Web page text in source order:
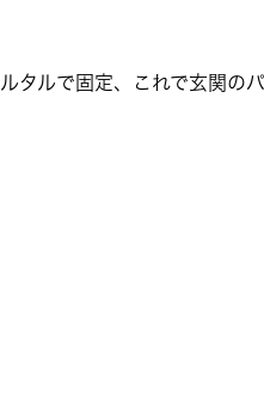
タルで固定、これで玄関の